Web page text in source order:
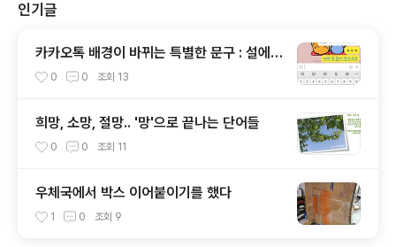
인기글
카카오톡 배경이 바뀌는 특별한 문구 : 설에는
"새해 복 많이 받으세요"/ 수능 때는 "ㅎㅇ
0 0 조회 13
희망, 소망, 절망.. '망'으로 끝나는 단어들
0 0 조회 11
우체국에서 박스 이어붙이기를 했다
1 0 조회 9